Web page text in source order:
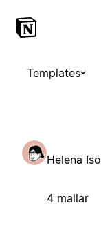
Templates
Helena
4 mallar